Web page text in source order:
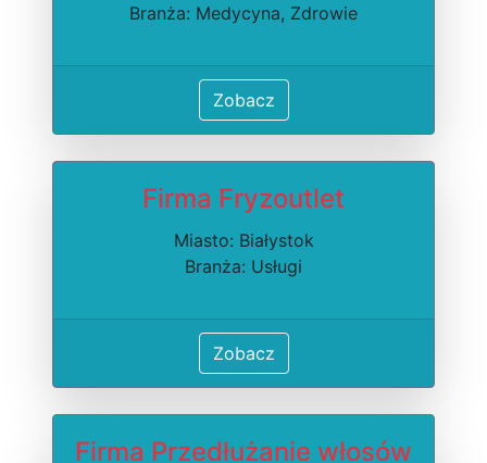
Branża: Medycyna, Zdrowie
Zobacz
Firma Fryzoutlet
Miasto: Białystok
Branża: Usługi
Zobacz
Firma Przedłużanie włosów